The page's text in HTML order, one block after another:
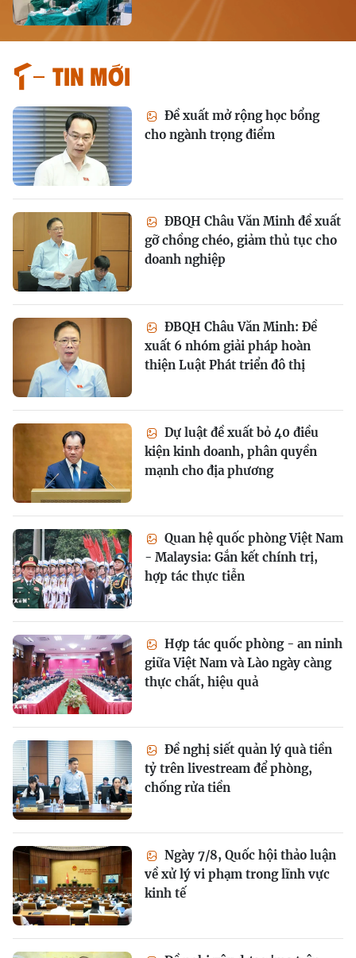
Tin mới
Đề xuất mở rộng học bổng
cho ngành trọng điểm
ĐBQH Châu Văn Minh đề xuất
gỡ chồng chéo, giảm thủ tục cho
doanh nghiệp
ĐBQH Châu Văn Minh: Đề
xuất 6 nhóm giải pháp hoàn
thiện Luật Phát triển đô thị
Dự luật đề xuất bỏ 40 điều
kiện kinh doanh, phân quyền
mạnh cho địa phương
Quan hệ quốc phòng Việt Nam
- Malaysia: Gắn kết chính trị,
hợp tác thực tiễn
Hợp tác quốc phòng - an ninh
giữa Việt Nam và Lào ngày càng
thực chất, hiệu quả
Đề nghị siết quản lý quà tiền
tỷ trên livestream để phòng,
chống rửa tiền
Ngày 7/8, Quốc hội thảo luận
về xử lý vi phạm trong lĩnh vực
kinh tế